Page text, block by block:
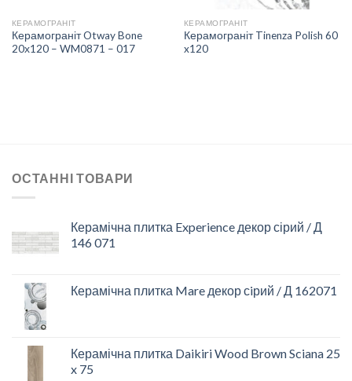
КЕРАМОГРАНІТ
Керамограніт Otway Bone
20х120 – WM0871 – 017
КЕРАМОГРАНІТ
Керамограніт Tinenza Polish 60
x120
ОСТАННІ ТОВАРИ
Керамічна плитка Experience декор сірий / Д
146 071
Керамічна плитка Mare декор сiрий / Д 162071
Керамічна плитка Daikiri Wood Brown Sciana 25
x 75